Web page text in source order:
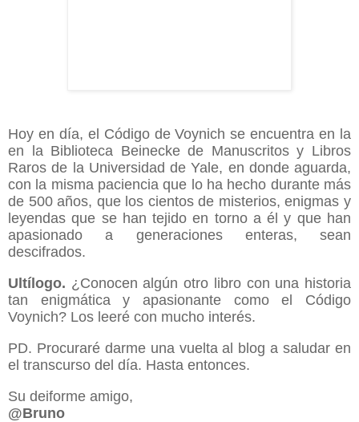
Hoy en día, el Código de Voynich se encuentra en la
en la Biblioteca Beinecke de Manuscritos y Libros
Raros de la Universidad de Yale, en donde aguarda,
con la misma paciencia que lo ha hecho durante más
de 500 años, que los cientos de misterios, enigmas y
leyendas que se han tejido en torno a él y que han
apasionado a generaciones enteras, sean
descifrados.
Ultílogo. ¿Conocen algún otro libro con una historia
tan enigmática y apasionante como el Código
Voynich? Los leeré con mucho interés.
PD. Procuraré darme una vuelta al blog a saludar en
el transcurso del día. Hasta entonces.
Su deiforme amigo,
@Bruno